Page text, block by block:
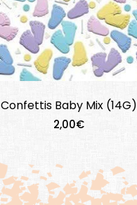
Confettis Baby Mix (14G)
2,00€